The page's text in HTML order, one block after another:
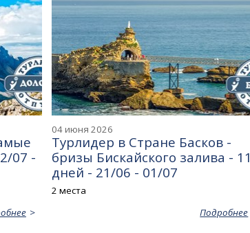
07 -
04 июня 2026
Турлидер в Стране Басков -
бризы Бискайского залива - 11
дней - 21/06 - 01/07
2 места
Подробнее